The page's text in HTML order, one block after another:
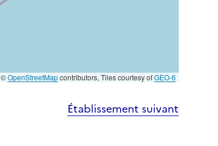
©OpenStreetMapcontributors, Tiles courtesy ofGEO-6
Établissement suivant